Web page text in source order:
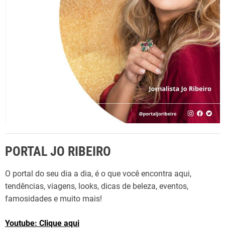
PORTAL JO RIBEIRO
O portal do seu dia a dia, é o que você encontra aqui,
tendências, viagens, looks, dicas de beleza, eventos,
famosidades e muito mais!
Youtube: Clique aqui